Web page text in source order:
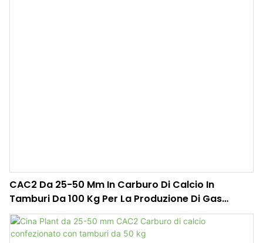
CAC2 Da 25-50 Mm In Carburo Di Calcio In
Tamburi Da 100 Kg Per La Produzione Di Gas
Acetilene